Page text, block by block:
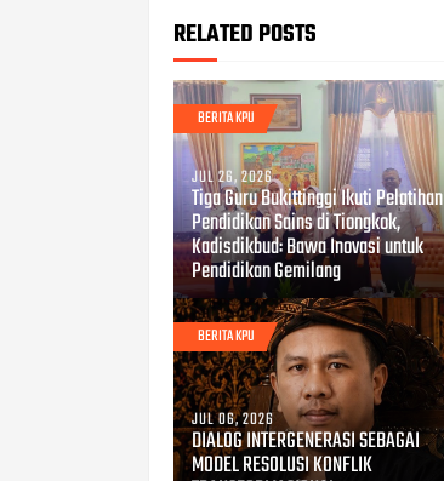
RELATED POSTS
BERITA KPU
JUL 26, 2026
Tiga Guru Bukittinggi Ikuti Pelatihan
Pendidikan Sains di Tiongkok,
Kadisdikbud: Bawa Inovasi untuk
Pendidikan Gemilang
BERITA KPU
JUL 06, 2026
DIALOG INTERGENERASI SEBAGAI
MODEL RESOLUSI KONFLIK